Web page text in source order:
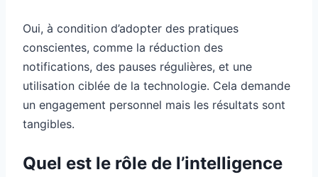
Oui, à condition d’adopter des pratiques
conscientes, comme la réduction des
notifications, des pauses régulières, et une
utilisation ciblée de la technologie. Cela demande
un engagement personnel mais les résultats sont
tangibles.
Quel est le rôle de l’intelligence